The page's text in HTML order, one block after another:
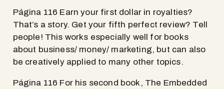
Página 116 Earn your first dollar in royalties?
That’s a story. Get your fifth perfect review? Tell
people! This works especially well for books
about business/ money/ marketing, but can also
be creatively applied to many other topics.
Página 116 For his second book, The Embedded